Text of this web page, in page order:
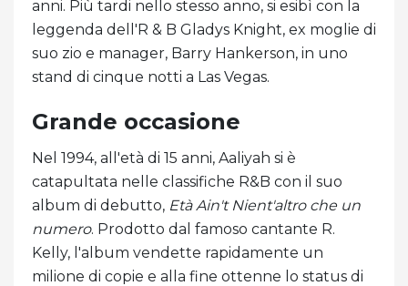
anni. Più tardi nello stesso anno, si esibì con la
leggenda dell'R & B Gladys Knight, ex moglie di
suo zio e manager, Barry Hankerson, in uno
stand di cinque notti a Las Vegas.
Grande occasione
Nel 1994, all'età di 15 anni, Aaliyah si è
catapultata nelle classifiche R&B con il suo
album di debutto, Età Ain't Nient'altro che un
numero. Prodotto dal famoso cantante R.
Kelly, l'album vendette rapidamente un
milione di copie e alla fine ottenne lo status di